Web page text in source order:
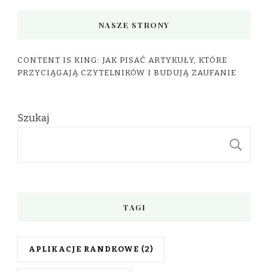
NASZE STRONY
CONTENT IS KING: JAK PISAĆ ARTYKUŁY, KTÓRE
PRZYCIĄGAJĄ CZYTELNIKÓW I BUDUJĄ ZAUFANIE
Szukaj
TAGI
APLIKACJE RANDKOWE (2)